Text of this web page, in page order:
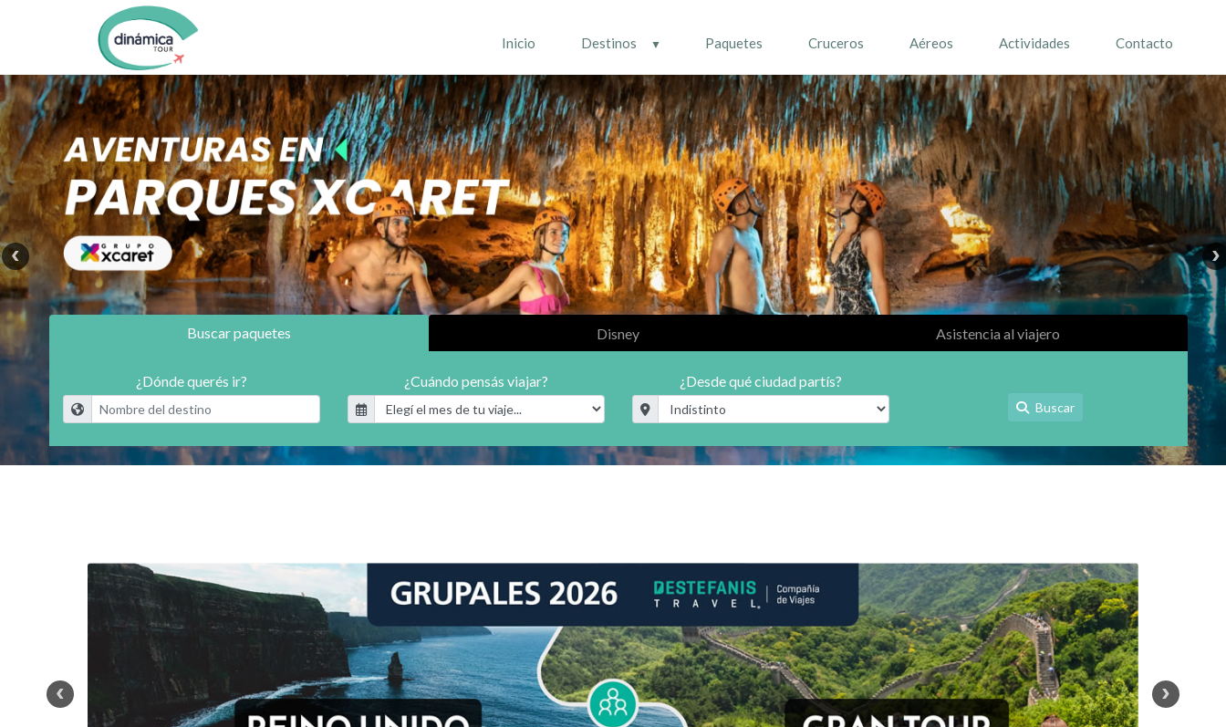
Inicio Destinos Paquetes Cruceros Aéreos Actividades Contacto
Buscar paquetes Disney Asistencia al viajero
¿Dónde querés ir? ¿Cuándo pensás viajar? ¿Desde qué ciudad partís?
Buscar